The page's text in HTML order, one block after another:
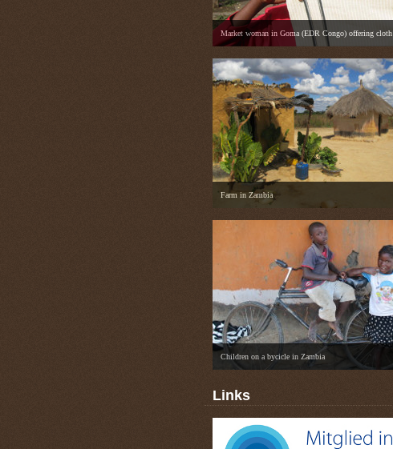
Market woman in Goma (EDR Congo) offering cloth
Farm in Zambia
Children on a bycicle in Zambia
Links